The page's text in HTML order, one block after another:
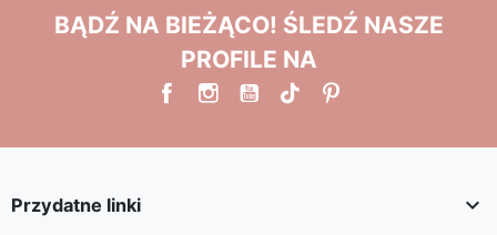
BĄDŹ NA BIEŻĄCO! ŚLEDŹ NASZE
PROFILE NA
Przydatne linki 